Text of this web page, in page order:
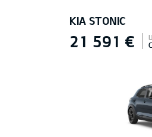
KIA STONIC
21 591 €